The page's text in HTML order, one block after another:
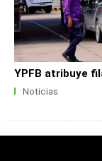
YPFB atribuye
Noticias